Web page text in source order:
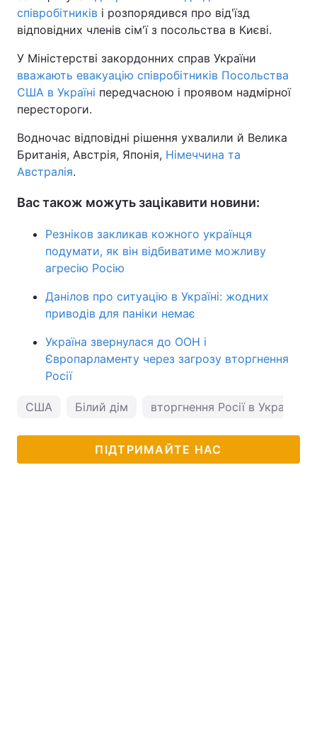
співробітників і розпорядився про від'їзд
відповідних членів сім'ї з посольства в Києві.
У Міністерстві закордонних справ України
вважають евакуацію співробітників Посольства
США в Україні передчасною і проявом надмірної
перестороги.
Водночас відповідні рішення ухвалили й Велика
Британія, Австрія, Японія, Німеччина та
Австралія.
Вас також можуть зацікавити новини:
Резніков закликав кожного українця
подумати, як він відбиватиме можливу
агресію Росію
Данілов про ситуацію в Україні: жодних
приводів для паніки немає
Україна звернулася до ООН і
Європарламенту через загрозу вторгнення
Росії
США Білий дім вторгнення Росії в Україну
ПІДТРИМАЙТЕ НАС